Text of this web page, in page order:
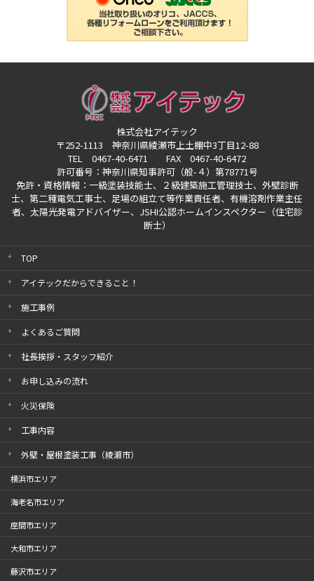
株式会社アイテック
〒252-1113 神奈川県綾瀬市上土棚中3丁目12-88
TEL 0467-40-6471 FAX 0467-40-6472
許可番号：神奈川県知事許可（般-４）第78771号
免許・資格情報：一級塗装技能士、２級建築施工管理技士、外壁診断
士、第二種電気工事士、 足場の組立て等作業責任者、有機溶剤作業主任
者、太陽光発電アドバイザー、 JSHI公認ホームインスペクター（住宅診
断士）
TOP
アイテックだからできること！
施工事例
よくあるご質問
社長挨拶・スタッフ紹介
お申し込みの流れ
火災保険
工事内容
外壁・屋根塗装工事（綾瀬市）
横浜市エリア
海老名市エリア
座間市エリア
大和市エリア
藤沢市エリア